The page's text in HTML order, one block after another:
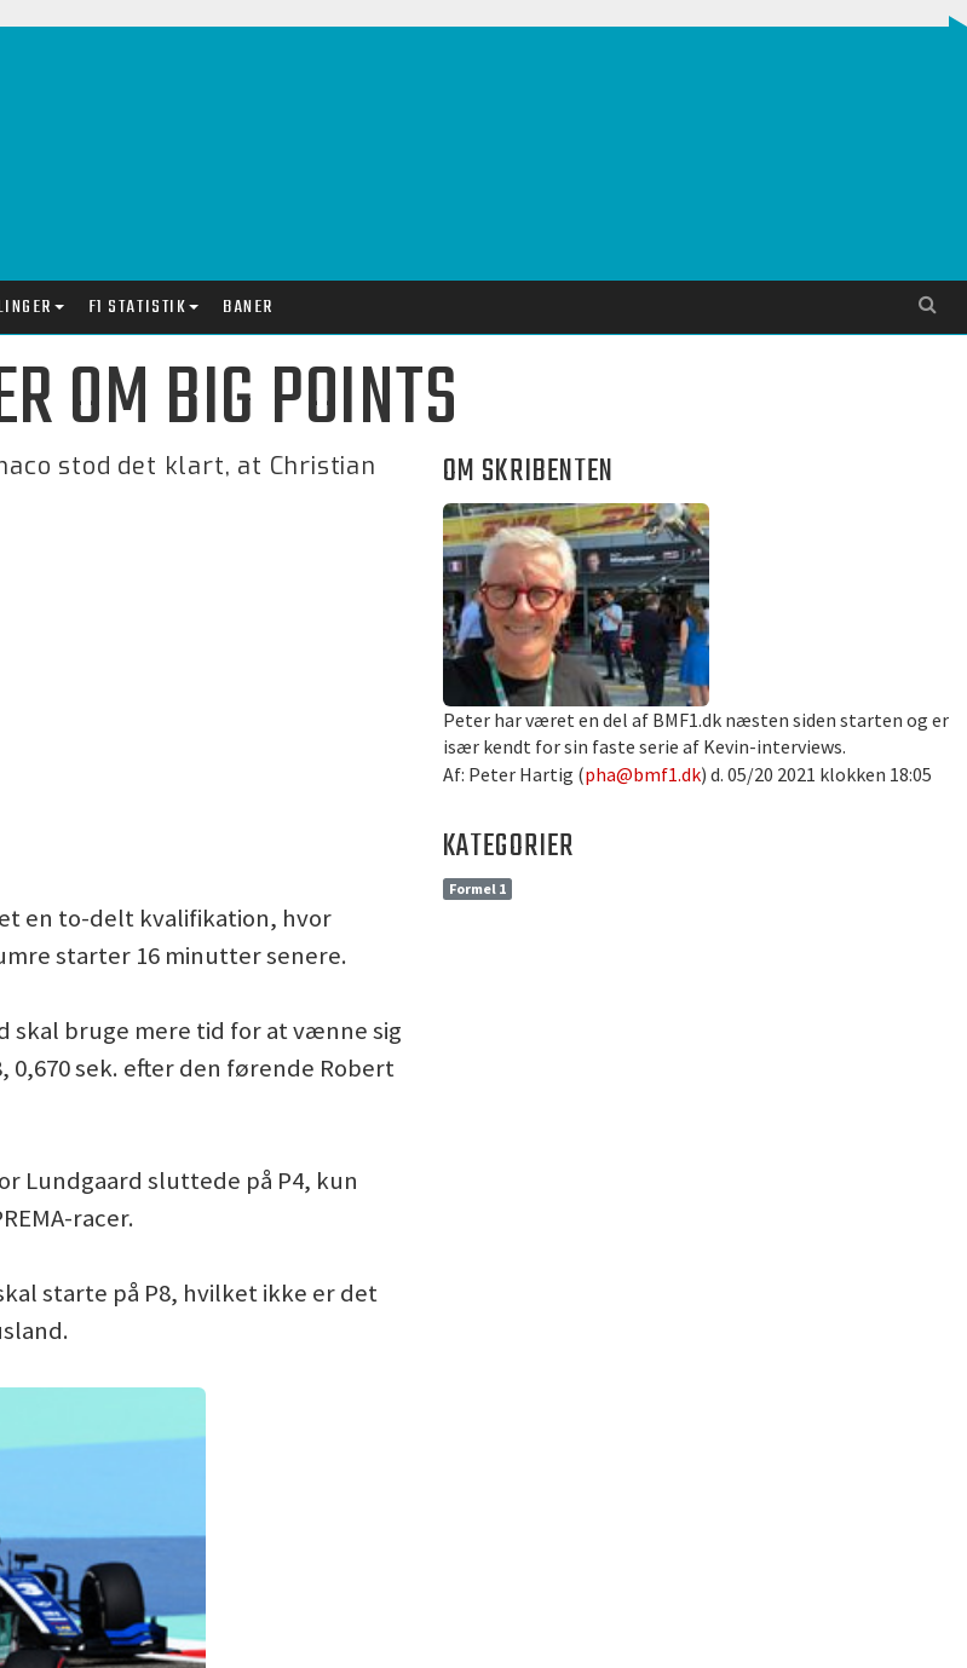
F1 STATISTIK BANER
OM BIG POINTS
stod det klart, at Christian
OM SKRIBENTEN
Peter har været en del af BMF1.dk næsten siden starten og er
især kendt for sin faste serie af Kevin-interviews.
Af: Peter Hartig (pha@bmf1.dk) d. 05/20 2021 klokken 18:05
KATEGORIER
Formel 1
en to-delt kvalifikation, hvor
starter 16 minutter senere.
bruge mere tid for at vænne sig
sek. efter den førende Robert
Lundgaard sluttede på P4, kun
racer.
starte på P8, hvilket ikke er det